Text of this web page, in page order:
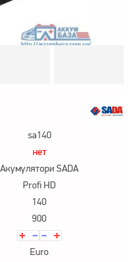
sa140
нет
Акумулятори SADA
Profi HD
140
900
Euro